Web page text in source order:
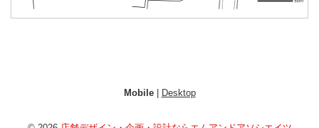
Mobile| Desktop